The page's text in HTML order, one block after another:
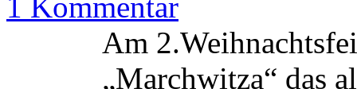
1 Kommentar
Am
„Marchwitza“ das